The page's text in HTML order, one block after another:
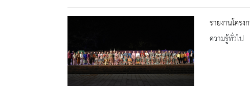
รายงานโคร
ความรู้ทั่วไป